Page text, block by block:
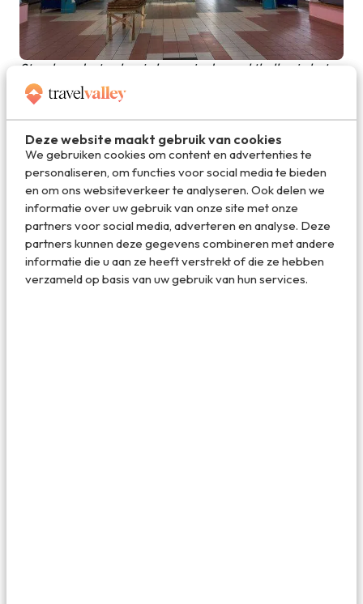
Deze website maakt gebruik van cookies
We gebruiken cookies om content en advertenties te
personaliseren, om functies voor social media te bieden
en om ons websiteverkeer te analyseren. Ook delen we
informatie over uw gebruik van onze site met onze
partners voor social media, adverteren en analyse. Deze
partners kunnen deze gegevens combineren met andere
informatie die u aan ze heeft verstrekt of die ze hebben
verzameld op basis van uw gebruik van hun services.
Streekproducten kun je kopen in de markthallen in het
centrum van de stad
Breng een bezoek aan het Musée des
beaux-arts de Dijon
Het museum voor de schone kunsten is één van de
grootste musea van Frankrijk en heeft een heel
uitgebreide collectie met kunst van de middeleeuwen tot
de twintigste eeuw. Niet alleen de collectie is bijzonder,
ook het paleis (Palais des ducs) waarin het museum
gevestigd is. Je kunt je hier gemakkelijk een (halve) dag
vermaken, maar zoveel tijd heb je misschien niet. Het